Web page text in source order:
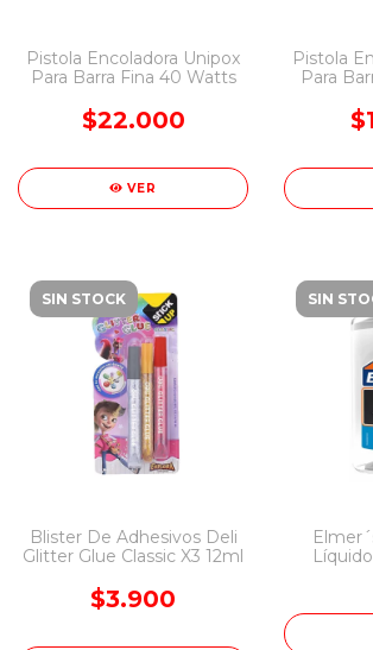
Pistola Encoladora Unipox
Para Barra Fina 40 Watts
$22.000
VER
Pistola
Para
SIN STOCK
Blister De Adhesivos Deli
Glitter Glue Classic X3 12ml
$3.900
SIN